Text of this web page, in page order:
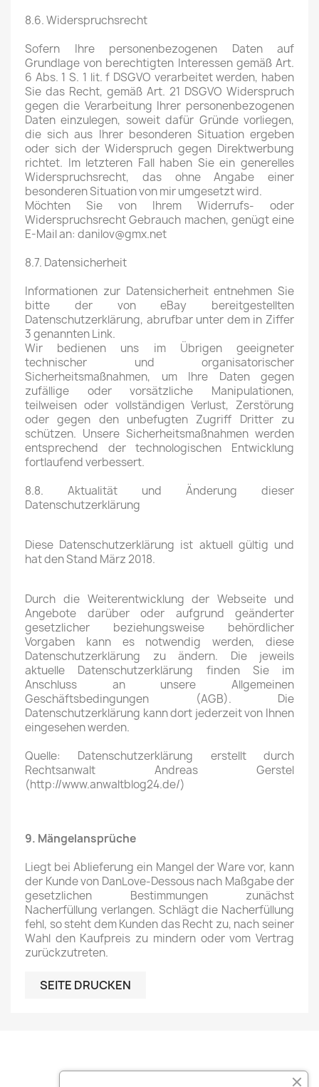
8.6. Widerspruchsrecht
Sofern Ihre personenbezogenen Daten auf
Grundlage von berechtigten Interessen gemäß Art.
6 Abs. 1 S. 1 lit. f DSGVO verarbeitet werden, haben
Sie das Recht, gemäß Art. 21 DSGVO Widerspruch
gegen die Verarbeitung Ihrer personenbezogenen
Daten einzulegen, soweit dafür Gründe vorliegen,
die sich aus Ihrer besonderen Situation ergeben
oder sich der Widerspruch gegen Direktwerbung
richtet. Im letzteren Fall haben Sie ein generelles
Widerspruchsrecht, das ohne Angabe einer
besonderen Situation von mir umgesetzt wird.
Möchten Sie von Ihrem Widerrufs- oder
Widerspruchsrecht Gebrauch machen, genügt eine
E-Mail an: danilov@gmx.net
8.7. Datensicherheit
Informationen zur Datensicherheit entnehmen Sie
bitte der von eBay bereitgestellten
Datenschutzerklärung, abrufbar unter dem in Ziffer
3 genannten Link.
Wir bedienen uns im Übrigen geeigneter
technischer und organisatorischer
Sicherheitsmaßnahmen, um Ihre Daten gegen
zufällige oder vorsätzliche Manipulationen,
teilweisen oder vollständigen Verlust, Zerstörung
oder gegen den unbefugten Zugriff Dritter zu
schützen. Unsere Sicherheitsmaßnahmen werden
entsprechend der technologischen Entwicklung
fortlaufend verbessert.
8.8. Aktualität und Änderung dieser
Datenschutzerklärung
Diese Datenschutzerklärung ist aktuell gültig und
hat den Stand März 2018.
Durch die Weiterentwicklung der Webseite und
Angebote darüber oder aufgrund geänderter
gesetzlicher beziehungsweise behördlicher
Vorgaben kann es notwendig werden, diese
Datenschutzerklärung zu ändern. Die jeweils
aktuelle Datenschutzerklärung finden Sie im
Anschluss an unsere Allgemeinen
Geschäftsbedingungen (AGB). Die
Datenschutzerklärung kann dort jederzeit von Ihnen
eingesehen werden.
Quelle: Datenschutzerklärung erstellt durch
Rechtsanwalt Andreas Gerstel
(http://www.anwaltblog24.de/)
9. Mängelansprüche
Liegt bei Ablieferung ein Mangel der Ware vor, kann
der Kunde von DanLove-Dessous nach Maßgabe der
gesetzlichen Bestimmungen zunächst
Nacherfüllung verlangen. Schlägt die Nacherfüllung
fehl, so steht dem Kunden das Recht zu, nach seiner
Wahl den Kaufpreis zu mindern oder vom Vertrag
zurückzutreten.